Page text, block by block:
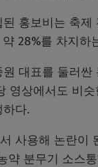
홍보비는 축제
28%를 차지하
대표를 둘러싼
영상에서도 비슷
다.
사용해 논란이
약 분무기 소스